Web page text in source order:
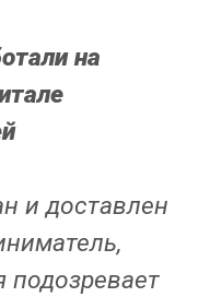
на
и доставлен
подозревает